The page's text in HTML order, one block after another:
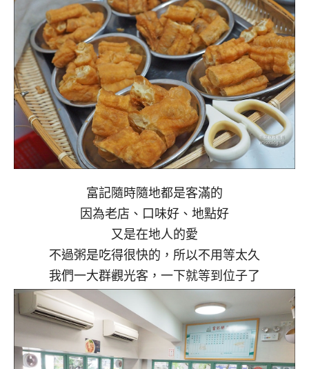
富記隨時隨地都是客滿的
因為老店、口味好、地點好
又是在地人的愛
不過粥是吃得很快的，所以不用等太久
我們一大群觀光客，一下就等到位子了